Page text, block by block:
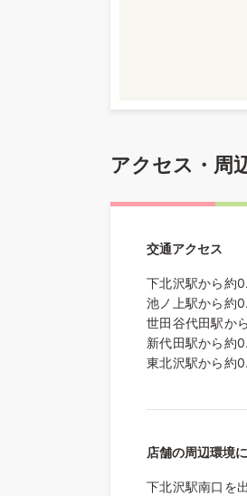
アクセス・周
交通アクセス
下北沢駅から約
池ノ上駅から約
世田谷代田駅か
新代田駅から約
東北沢駅から約
店舗の周辺環境
下北沢駅南口を